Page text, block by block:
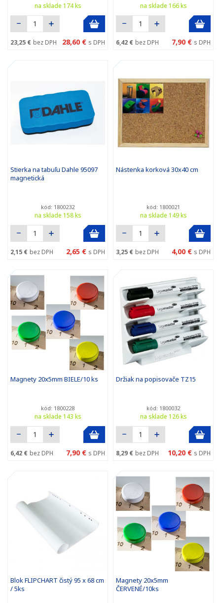
na sklade 174 ks
23,25 € bez DPH 28,60 € s DPH
na sklade 166 ks
6,42 € bez DPH 7,90 € s DPH
Stierka na tabuľu Dahle 95097
magnetická
kód: 1800232
na sklade 158 ks
2,15 € bez DPH 2,65 € s DPH
Nástenka korková 30x40 cm
kód: 1800021
na sklade 149 ks
3,25 € bez DPH 4,00 € s DPH
Magnety 20x5mm BIELE/10 ks
kód: 1800228
na sklade 143 ks
6,42 € bez DPH 7,90 € s DPH
Držiak na popisovače TZ15
kód: 1800032
na sklade 126 ks
8,29 € bez DPH 10,20 € s DPH
Blok FLIPCHART čistý 95 x 68 cm
/ 5ks
Magnety 20x5mm
ČERVENÉ/10ks